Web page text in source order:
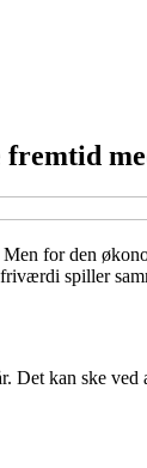
for den
spiller
kan ske